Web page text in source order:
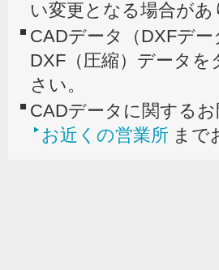
い変更となる場合があ
CADデータ（DXFデ
DXF（圧縮）データ
さい。
CADデータに関する
お近くの営業所 まで